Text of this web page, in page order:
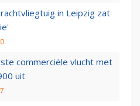
in Leipzig zat
commerciële vlucht met
uit